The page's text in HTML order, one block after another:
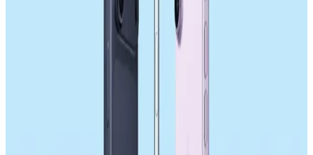
ABD Pazarındaki Rekabet Dinamikleri
Sony, yüksek fiyat ve yetersiz yazılım desteği nedeniyle akıllı
telefon pazarında gerilerken, ABD'de Samsung ve Apple hakimiyeti
DRAM Kıtlığı ve Apple'ın Akıllı Telefon
Piyasasındaki Fiyatlandırma Stratejileri
DRAM kıtlığı, akıllı telefon fiyatlarında artışa yol açıyor. Apple,